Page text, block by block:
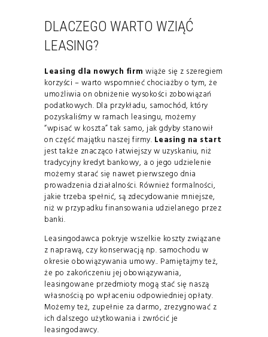
DLACZEGO WARTO WZIĄĆ
LEASING?
Leasing dla nowych firm wiąże się z szeregiem
korzyści – warto wspomnieć chociażby o tym, że
umożliwia on obniżenie wysokości zobowiązań
podatkowych. Dla przykładu, samochód, który
pozyskaliśmy w ramach leasingu, możemy
“wpisać w koszta” tak samo, jak gdyby stanowił
on część majątku naszej firmy. Leasing na start
jest także znacząco łatwiejszy w uzyskaniu, niż
tradycyjny kredyt bankowy, a o jego udzielenie
możemy starać się nawet pierwszego dnia
prowadzenia działalności. Również formalności,
jakie trzeba spełnić, są zdecydowanie mniejsze,
niż w przypadku finansowania udzielanego przez
banki.
Leasingodawca pokryje wszelkie koszty związane
z naprawą, czy konserwacją np. samochodu w
okresie obowiązywania umowy.. Pamiętajmy też,
że po zakończeniu jej obowiązywania,
leasingowane przedmioty mogą stać się naszą
własnością po wpłaceniu odpowiedniej opłaty.
Możemy też, zupełnie za darmo, zrezygnować z
ich dalszego użytkowania i zwrócić je
leasingodawcy.